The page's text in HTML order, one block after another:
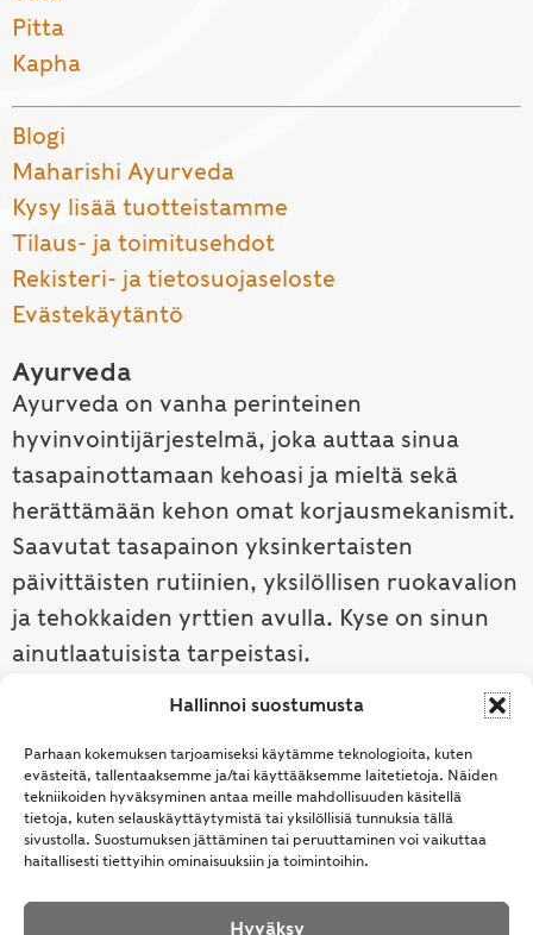
Hallinnoi suostumusta
Parhaan kokemuksen tarjoamiseksi käytämme teknologioita, kuten
evästeitä, tallentaaksemme ja/tai käyttääksemme laitetietoja. Näiden
tekniikoiden hyväksyminen antaa meille mahdollisuuden käsitellä
tietoja, kuten selauskäyttäytymistä tai yksilöllisiä tunnuksia tällä
sivustolla. Suostumuksen jättäminen tai peruuttaminen voi vaikuttaa
haitallisesti tiettyihin ominaisuuksiin ja toimintoihin.
Hyväksy
Pitta
Kapha
Blogi
Maharishi Ayurveda
Kysy lisää tuotteistamme
Tilaus- ja toimitusehdot
Rekisteri- ja tietosuojaseloste
Evästekäytäntö
Ayurveda
Ayurveda on vanha perinteinen
hyvinvointijärjestelmä, joka auttaa sinua
tasapainottamaan kehoasi ja mieltä sekä
herättämään kehon omat korjausmekanismit.
Saavutat tasapainon yksinkertaisten
päivittäisten rutiinien, yksilöllisen ruokavalion
ja tehokkaiden yrttien avulla. Kyse on sinun
ainutlaatuisista tarpeistasi.
Tutustu ayurvedaan →